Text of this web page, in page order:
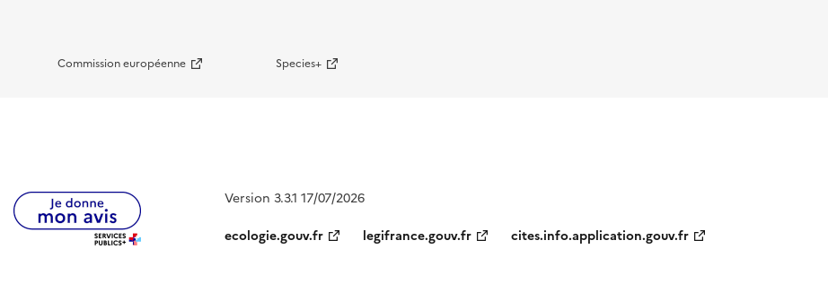
Commission européenne Species+
Version 3.3.1 17/07/2026
ecologie.gouv.fr
legifrance.gouv.fr cites.info.application.gouv.fr